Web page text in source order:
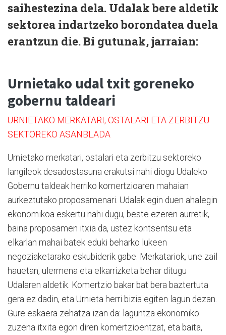
saihestezina dela. Udalak bere aldetik
sektorea indartzeko borondatea duela
erantzun die. Bi gutunak, jarraian:
Urnietako udal txit goreneko
gobernu taldeari
URNIETAKO MERKATARI, OSTALARI ETA ZERBITZU
SEKTOREKO ASANBLADA
Urnietako merkatari, ostalari eta zerbitzu sektoreko
langileok desadostasuna erakutsi nahi diogu Udaleko
Gobernu taldeak herriko komertzioaren mahaian
aurkeztutako proposamenari. Udalak egin duen ahalegin
ekonomikoa eskertu nahi dugu, beste ezeren aurretik,
baina proposamen itxia da, ustez kontsentsu eta
elkarlan mahai batek eduki beharko lukeen
negoziaketarako eskubiderik gabe. Merkatariok, une zail
hauetan, ulermena eta elkarrizketa behar ditugu
Udalaren aldetik. Komertzio bakar bat bera baztertuta
gera ez dadin, eta Urnieta herri bizia egiten lagun dezan.
Gure eskaera zehatza izan da: laguntza ekonomiko
zuzena itxita egon diren komertzioentzat, eta baita,